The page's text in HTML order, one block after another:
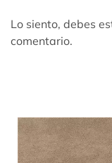
Lo siento, debes
comentario.